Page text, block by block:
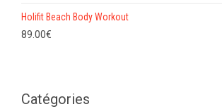
Holifit Beach Body Workout
89.00€
Catégories